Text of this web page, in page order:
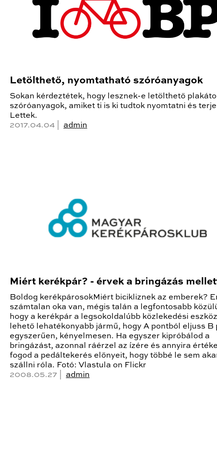
Letölthető, nyomtatható szóróanyagok
Sokan kérdeztétek, hogy lesznek-e letölthető
szóróanyagok, amiket ti is ki tudtok nyomtatni és
Lettek.
2017.04.04 | admin
Miért kerékpár? - érvek a bringázás
Boldog kerékpárosokMiért bicikliznek az emberek?
számtalan oka van, mégis talán a legfontosabb
hogy a kerékpár a legsokoldalúbb közlekedési
lehető lehatékonyabb jármű, hogy A pontból eljuss B
egyszerűen, kényelmesen. Ha egyszer kipróbálod a
bringázást, azonnal ráérzel az ízére és annyira
fogod a pedáltekerés előnyeit, hogy többé le sem
szállni róla. Fotó: Vlastula on Flickr
2008.05.27 | admin